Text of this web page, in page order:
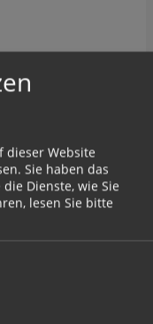
dieser Website
Sie haben das
Dienste, wie Sie
lesen Sie bitte